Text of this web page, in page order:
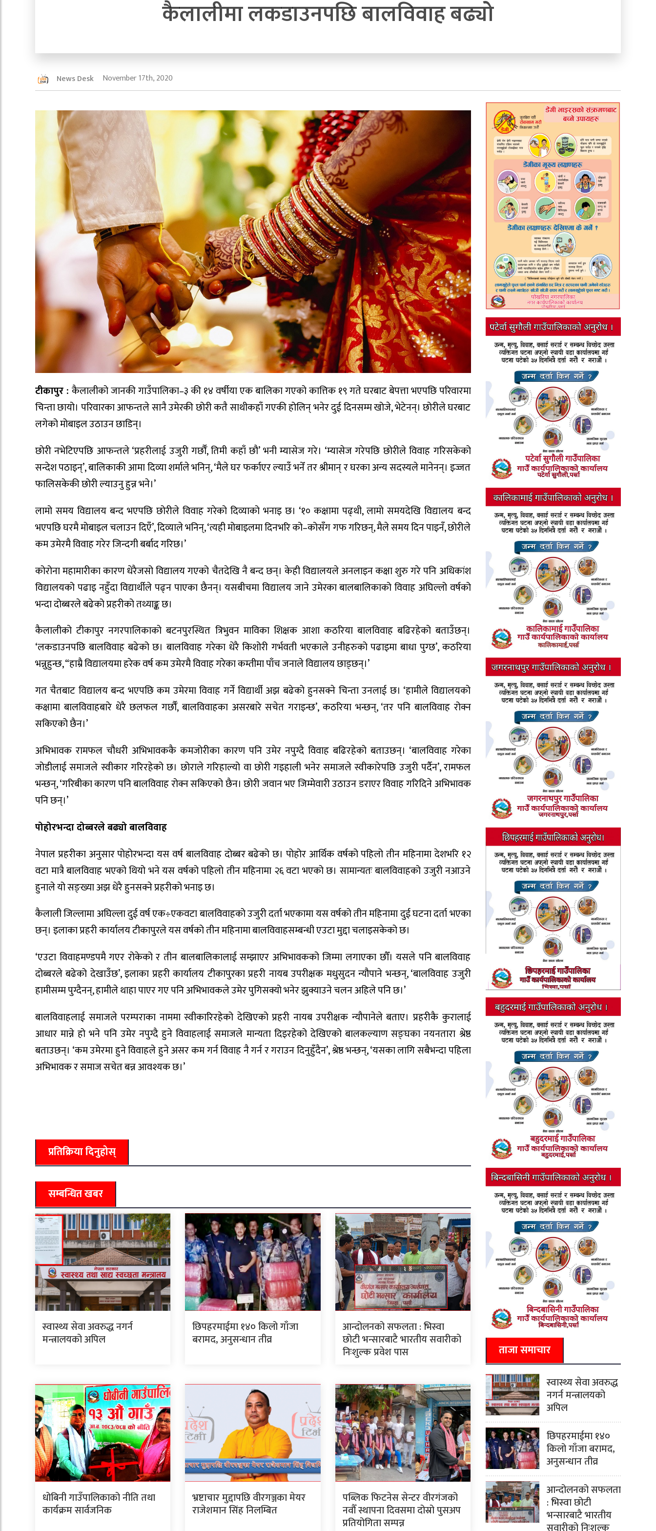
कैलालीमा लकडाउनपछि बालविवाह बढ्यो
News Desk November 17th, 2020
टीकापुर : कैलालीको जानकी गाउँपालिका–३ की १४ वर्षीया एक बालिका गएको कात्तिक १९ गते घरबाट बेपत्ता भएपछि परिवारमा
चिन्ता छायो। परिवारका आफन्तले सानै उमेरकी छोरी कतै साथीकहाँ गएकी होलिन् भनेर दुई दिनसम्म खोजे, भेटेनन्। छोरीले घरबाट
लगेको मोबाइल उठाउन छाडिन्।
छोरी नभेटिएपछि आफन्तले ‘प्रहरीलाई उजुरी गर्छौँ, तिमी कहाँ छौ’ भनी म्यासेज गरे। ‘म्यासेज गरेपछि छोरीले विवाह गरिसकेको
सन्देश पठाइन्’, बालिकाकी आमा दिव्या शर्माले भनिन्, ‘मैले घर फर्काएर ल्याउँ भनेँ तर श्रीमान् र घरका अन्य सदस्यले मानेनन्। इज्जत
फालिसकेकी छोरी ल्याउनु हुन्न भने।’
लामो समय विद्यालय बन्द भएपछि छोरीले विवाह गरेको दिव्याको भनाइ छ। ‘१० कक्षामा पढ्थी, लामो समयदेखि विद्यालय बन्द
भएपछि घरमै मोबाइल चलाउन दिएँ’, दिव्याले भनिन्, ‘त्यही मोबाइलमा दिनभरि को–कोसँग गफ गरिछन्, मैले समय दिन पाइनँ, छोरीले
कम उमेरमै विवाह गरेर जिन्दगी बर्बाद गरिछ।’
कोरोना महामारीका कारण धेरैजसो विद्यालय गएको चैतदेखि नै बन्द छन्। केही विद्यालयले अनलाइन कक्षा शुरु गरे पनि अधिकांश
विद्यालयको पढाइ नहुँदा विद्यार्थीले पढ्न पाएका छैनन्। यसबीचमा विद्यालय जाने उमेरका बालबालिकाको विवाह अघिल्लो वर्षको
भन्दा दोब्बरले बढेको प्रहरीको तथ्याङ्क छ।
कैलालीको टीकापुर नगरपालिकाको बटनपुरस्थित त्रिभुवन माविका शिक्षक आशा कठरिया बालविवाह बढिरहेको बताउँछन्।
‘लकडाउनपछि बालविवाह बढेको छ। बालविवाह गरेका धेरै किशोरी गर्भवती भएकाले उनीहरुको पढाइमा बाधा पुग्छ’, कठरिया
भन्नुहुन्छ, “हाम्रै विद्यालयमा हरेक वर्ष कम उमेरमै विवाह गरेका कम्तीमा पाँच जनाले विद्यालय छाड्छन्।’
गत चैतबाट विद्यालय बन्द भएपछि कम उमेरमा विवाह गर्ने विद्यार्थी अझ बढेको हुनसक्ने चिन्ता उनलाई छ। ‘हामीले विद्यालयको
कक्षामा बालविवाहबारे धेरै छलफल गर्छौँ, बालविवाहका असरबारे सचेत गराइन्छ’, कठरिया भन्छन्, ‘तर पनि बालविवाह रोक्न
सकिएको छैन।’
अभिभावक रामफल चौधरी अभिभावककै कमजोरीका कारण पनि उमेर नपुग्दै विवाह बढिरहेको बताउछन्। ‘बालविवाह गरेका
जोडीलाई समाजले स्वीकार गरिरहेको छ। छोराले गरिहाल्यो वा छोरी गइहाली भनेर समाजले स्वीकारेपछि उजुरी पर्दैन’, रामफल
भन्छन्, ‘गरिबीका कारण पनि बालविवाह रोक्न सकिएको छैन। छोरी जवान भए जिम्मेवारी उठाउन डराएर विवाह गरिदिने अभिभावक
पनि छन्।’
पोहोरभन्दा दोब्बरले बढ्यो बालविवाह
नेपाल प्रहरीका अनुसार पोहोरभन्दा यस वर्ष बालविवाह दोब्बर बढेको छ। पोहोर आर्थिक वर्षको पहिलो तीन महिनामा देशभरि १२
वटा मात्रै बालविवाह भएको थियो भने यस वर्षको पहिलो तीन महिनामा २६ वटा भएको छ। सामान्यतः बालविवाहको उजुरी नआउने
हुनाले यो सङ्ख्या अझ धेरै हुनसक्ने प्रहरीको भनाइ छ।
कैलाली जिल्लामा अघिल्ला दुई वर्ष एक÷एकवटा बालविवाहको उजुरी दर्ता भएकामा यस वर्षको तीन महिनामा दुई घटना दर्ता भएका
छन्। इलाका प्रहरी कार्यालय टीकापुरले यस वर्षको तीन महिनामा बालविवाहसम्बन्धी एउटा मुद्दा चलाइसकेको छ।
‘एउटा विवाहमण्डपमै गएर रोकेको र तीन बालबालिकालाई सम्झाएर अभिभावकको जिम्मा लगाएका छौँ। यसले पनि बालविवाह
दोब्बरले बढेको देखाउँछ’, इलाका प्रहरी कार्यालय टीकापुरका प्रहरी नायब उपरीक्षक मधुसुदन न्यौपाने भन्छन्, ‘बालविवाह उजुरी
हामीसम्म पुग्दैनन्, हामीले थाहा पाएर गए पनि अभिभावकले उमेर पुगिसक्यो भनेर झुक्याउने चलन अहिले पनि छ।’
बालविवाहलाई समाजले परम्पराका नाममा स्वीकारिरहेको देखिएको प्रहरी नायब उपरीक्षक न्यौपानेले बताए। प्रहरीकै कुरालाई
आधार मान्ने हो भने पनि उमेर नपुग्दै हुने विवाहलाई समाजले मान्यता दिइरहेको देखिएको बालकल्याण सङ्घका नयनतारा श्रेष्ठ
बताउछन्। ‘कम उमेरमा हुने विवाहले हुने असर कम गर्न विवाह नै गर्न र गराउन दिनुहुँदैन’, श्रेष्ठ भन्छन्, ‘यसका लागि सबैभन्दा पहिला
अभिभावक र समाज सचेत बन्न आवश्यक छ।’
प्रतिक्रिया दिनुहोस्
सम्बन्धित खबर
स्वास्थ्य सेवा अवरुद्ध नगर्न
मन्त्रालयको अपिल
छिपहरमाईमा १४० किलो गाँजा
बरामद, अनुसन्धान तीव्र
आन्दोलनको सफलता : भिस्वा
छोटी भन्सारबाटै भारतीय सवारीको
निःशुल्क प्रवेश पास
धोबिनी गाउँपालिकाको नीति तथा
कार्यक्रम सार्वजनिक
भ्रष्टाचार मुद्दापछि वीरगञ्जका मेयर
राजेशमान सिंह निलम्बित
पब्लिक फिटनेस सेन्टर वीरगंजको
नवौँ स्थापना दिवसमा दोस्रो पुसअप
प्रतियोगिता सम्पन्न
ताजा समाचार
स्वास्थ्य सेवा अवरुद्ध
नगर्न मन्त्रालयको
अपिल
छिपहरमाईमा १४०
किलो गाँजा बरामद,
अनुसन्धान तीव्र
आन्दोलनको सफलता
: भिस्वा छोटी
भन्सारबाटै भारतीय